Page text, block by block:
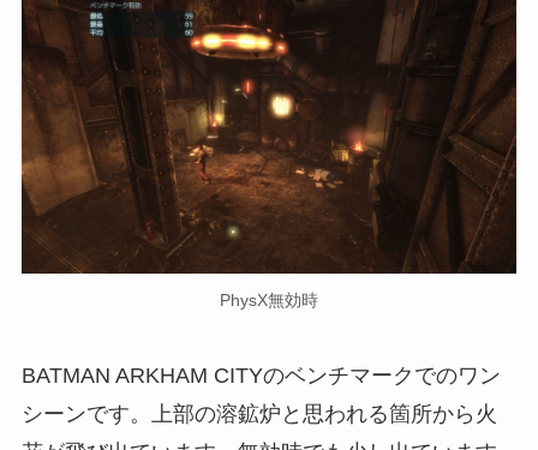
PhysX無効時
BATMAN ARKHAM CITYのベンチマークでのワン
シーンです。上部の溶鉱炉と思われる箇所から火